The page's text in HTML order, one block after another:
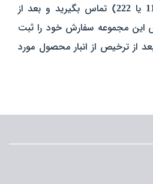
یا222) تماس بگیرید و بعد از
این مجموعه سفارش خود را ثبت
از ترخیص از انبار محصول مورد